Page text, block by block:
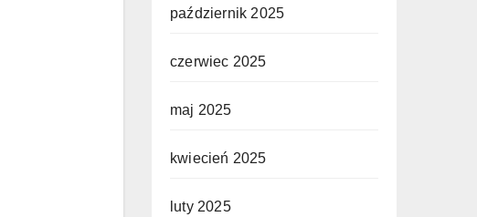
październik 2025
czerwiec 2025
maj 2025
kwiecień 2025
luty 2025